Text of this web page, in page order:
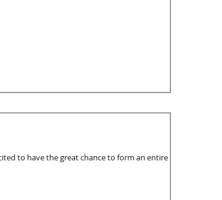
to have the great chance to form an entire